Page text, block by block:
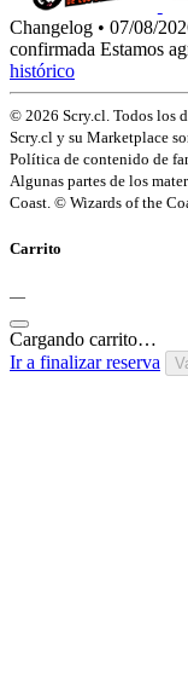
Changelog • 07/08/
confirmada Estamos
histórico
© 2026 Scry.cl. Todos los
Scry.cl y su Marketplace
Política de contenido de
Algunas partes de los
Coast. © Wizards of the
Carrito
—
Cargando carrito…
Ir a finalizar reserva